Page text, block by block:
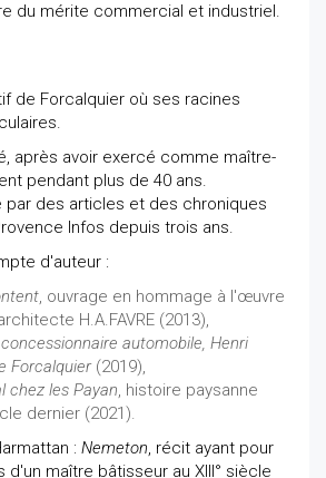
du mérite commercial et industriel.
de Forcalquier où ses racines
après avoir exercé comme maître-
pendant plus de 40 ans.
par des articles et des chroniques
Infos depuis trois ans.
d'auteur :
, ouvrage en hommage à l'œuvre
H.A.FAVRE (2013),
automobile, Henri
Forcalquier(2019),
chez les Payan, histoire paysanne
dernier (2021).
: Nemeton, récit ayant pour
maître bâtisseur au XIII° siècle